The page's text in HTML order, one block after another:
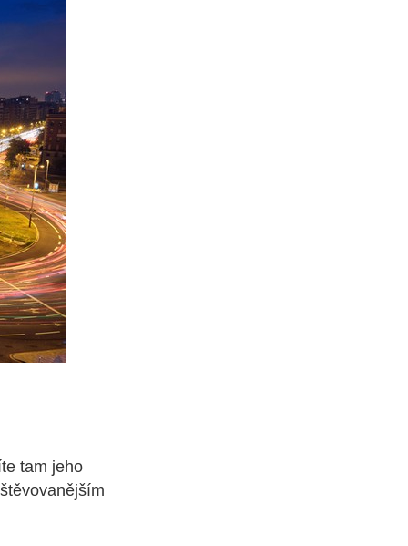
tam jeho